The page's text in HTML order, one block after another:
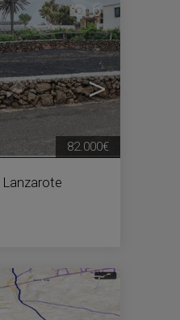
>
6
Lanzarote
82.000€
7